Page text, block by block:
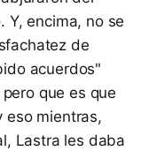
Y, encima, no se
de
acuerdos"
que es que
eso mientras,
Lastra les daba